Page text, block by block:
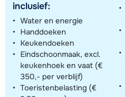
inclusief:
Water en energie
Handdoeken
Keukendoeken
Eindschoonmaak, excl.
keukenhoek en vaat (€
350,- per verblijf)
Toeristenbelasting (€